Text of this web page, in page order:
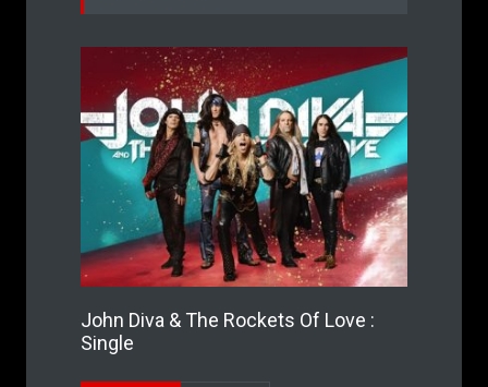
John Diva & The Rockets Of Love :
Single